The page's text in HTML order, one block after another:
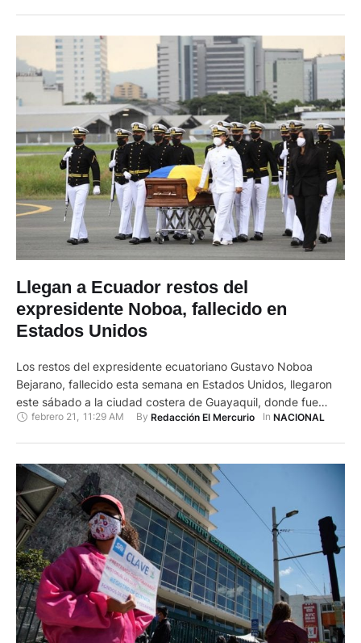
Llegan a Ecuador restos del
expresidente Noboa, fallecido en
Estados Unidos
Los restos del expresidente ecuatoriano Gustavo Noboa
Bejarano, fallecido esta semana en Estados Unidos, llegaron
este sábado a la ciudad costera de Guayaquil, donde fue
recibido en una ceremonia especial con honores de Estado. El
febrero 21 , 11:29 AM By Redacción El Mercurio In NACIONAL